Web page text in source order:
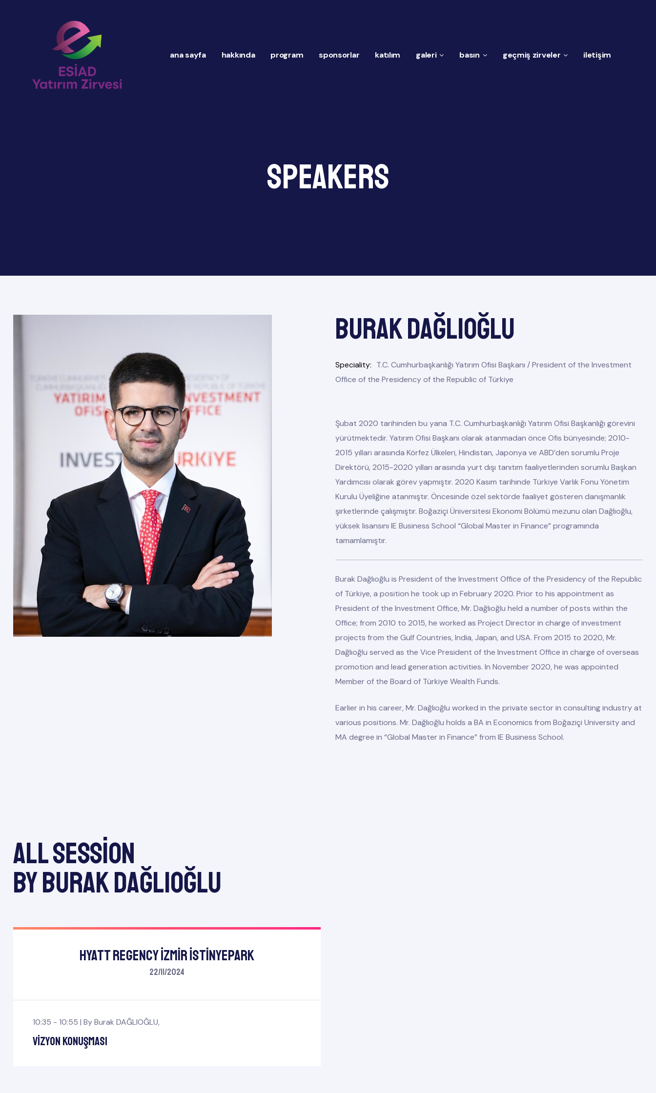
ana sayfa hakkında program sponsorlar katılım galeri basın geçmiş zirveler i̇letişim
Speakers
Burak DAĞLIOĞLU
Speciality
T.C. Cumhurbaşkanlığı Yatırım Ofisi Başkanı / President of the Investment
Office of the Presidency of the Republic of Türkiye
Şubat 2020 tarihinden bu yana T.C. Cumhurbaşkanlığı Yatırım Ofisi Başkanlığı görevini
yürütmektedir. Yatırım Ofisi Başkanı olarak atanmadan önce Ofis bünyesinde; 2010-
2015 yılları arasında Körfez Ülkeleri, Hindistan, Japonya ve ABD’den sorumlu Proje
Direktörü, 2015-2020 yılları arasında yurt dışı tanıtım faaliyetlerinden sorumlu Başkan
Yardımcısı olarak görev yapmıştır. 2020 Kasım tarihinde Türkiye Varlık Fonu Yönetim
Kurulu Üyeliğine atanmıştır. Öncesinde özel sektörde faaliyet gösteren danışmanlık
şirketlerinde çalışmıştır. Boğaziçi Üniversitesi Ekonomi Bölümü mezunu olan Dağlıoğlu,
yüksek lisansını IE Business School “Global Master in Finance” programında
tamamlamıştır.
Burak Dağlıoğlu is President of the Investment Office of the Presidency of the Republic
of Türkiye, a position he took up in February 2020. Prior to his appointment as
President of the Investment Office, Mr. Dağlıoğlu held a number of posts within the
Office; from 2010 to 2015, he worked as Project Director in charge of investment
projects from the Gulf Countries, India, Japan, and USA. From 2015 to 2020, Mr.
Dağlıoğlu served as the Vice President of the Investment Office in charge of overseas
promotion and lead generation activities. In November 2020, he was appointed
Member of the Board of Türkiye Wealth Funds.
Earlier in his career, Mr. Dağlıoğlu worked in the private sector in consulting industry at
various positions. Mr. Dağlıoğlu holds a BA in Economics from Boğaziçi University and
MA degree in “Global Master in Finance” from IE Business School.
All session
by Burak DAĞLIOĞLU
Hyatt Regency İzmir İstinyePark
22/11/2024
10:35 - 10:55 | ByBurak DAĞLIOĞLU,
Vizyon Konuşması